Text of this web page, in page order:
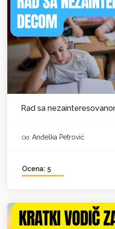
Rad sa
Od: Anđelka Petrović
Ocena: 5